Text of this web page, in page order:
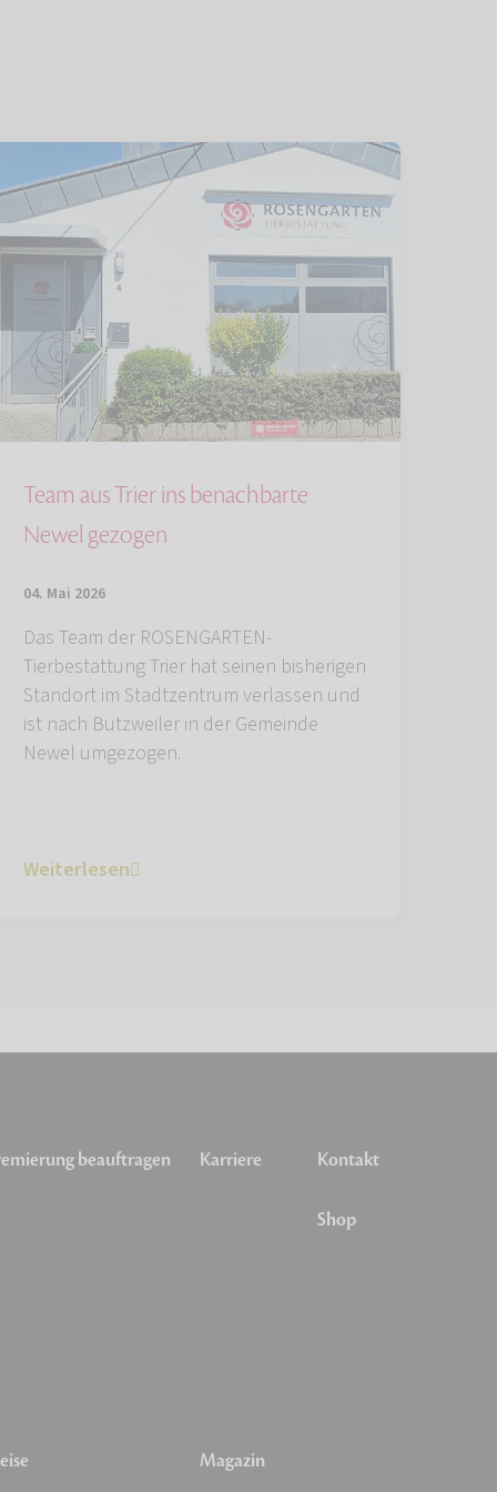
Team aus Trier ins benachbarte
Newel gezogen
04. Mai 2026
Das Team der ROSENGARTEN-
Tierbestattung Trier hat seinen bisherigen
Standort im Stadtzentrum verlassen und
ist nach Butzweiler in der Gemeinde
Newel umgezogen.
Weiterlesen
beauftragen Karriere
Magazin
Kontakt
Shop